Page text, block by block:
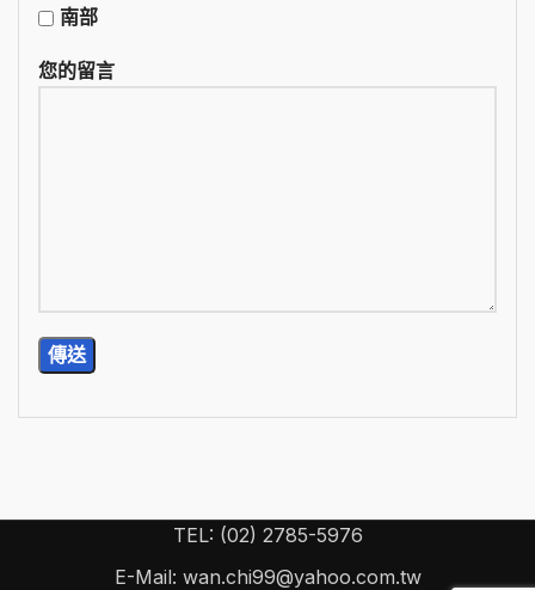
南部
您的留言
TEL: (02) 2785-5976
E-Mail: wan.chi99@yahoo.com.tw